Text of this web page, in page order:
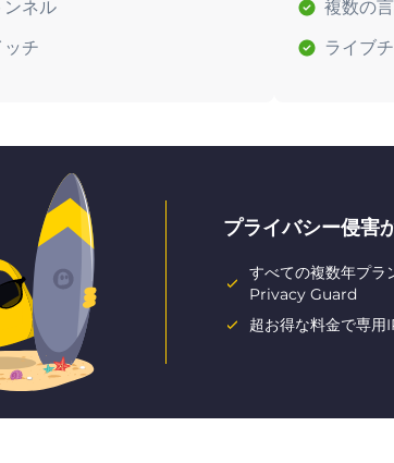
ンネル
ッチ
複数の
ライブ
プライバシー侵害
すべての複数年プ
Privacy Guard
超お得な料金で専用